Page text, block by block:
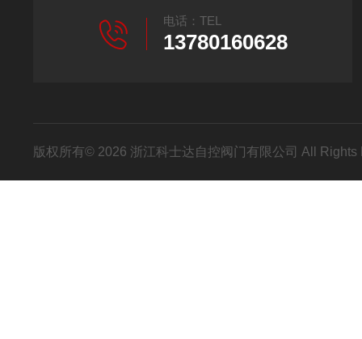
电话：TEL
13780160628
版权所有© 2026 浙江科士达自控阀门有限公司 All